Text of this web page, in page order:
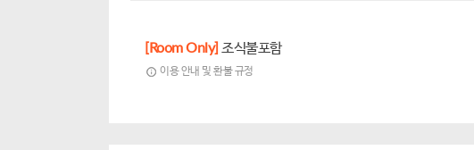
[Room Only] 조식불포함
이용 안내 및 환불 규정